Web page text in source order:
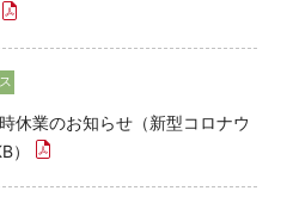
休業のお知らせ（新型コロナウ
）